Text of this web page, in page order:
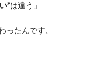
”は違う」
ったんです。